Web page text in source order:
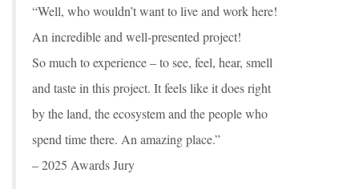
“Well, who wouldn’t want to live and work here!
An incredible and well-presented project!
So much to experience – to see, feel, hear, smell
and taste in this project. It feels like it does right
by the land, the ecosystem and the people who
spend time there. An amazing place.”
– 2025 Awards Jury